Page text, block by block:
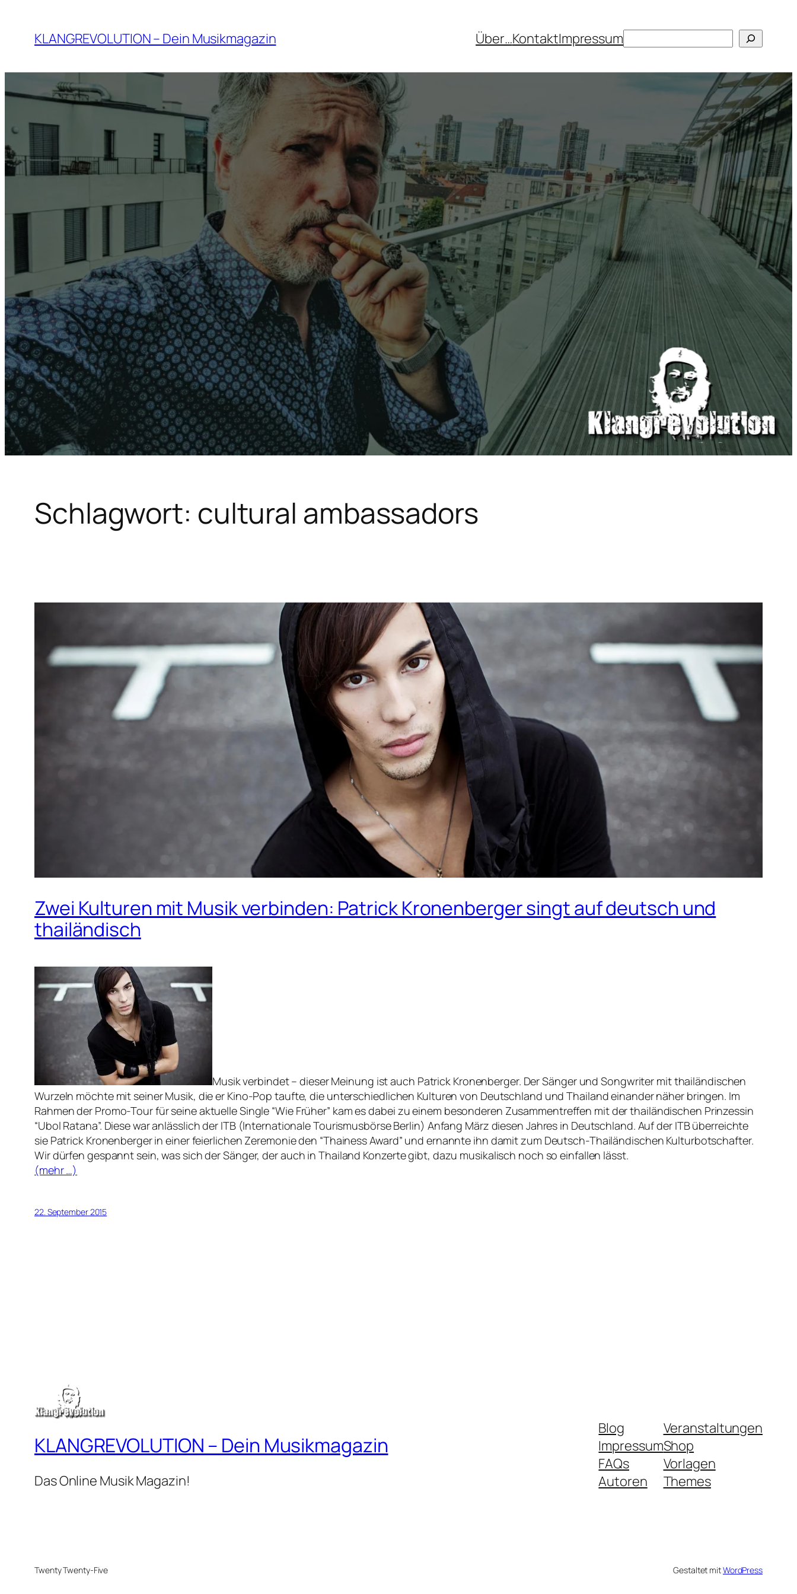
Inhalt
springen
KLANGREVOLUTION – Dein Musikmagazin Über…KontaktImpressum
Schlagwort: cultural ambassadors
Zwei Kulturen mit Musik verbinden: Patrick Kronenberger singt auf deutsch und
thailändisch
Musik verbindet – dieser Meinung ist auch Patrick Kronenberger. Der Sänger und Songwriter mit thailändischen
Wurzeln möchte mit seiner Musik, die er Kino-Pop taufte, die unterschiedlichen Kulturen von Deutschland und Thailand einander näher bringen. Im
Rahmen der Promo-Tour für seine aktuelle Single “Wie Früher” kam es dabei zu einem besonderen Zusammentreffen mit der thailändischen Prinzessin
“Ubol Ratana”. Diese war anlässlich der ITB (Internationale Tourismusbörse Berlin) Anfang März diesen Jahres in Deutschland. Auf der ITB überreichte
sie Patrick Kronenberger in einer feierlichen Zeremonie den “Thainess Award” und ernannte ihn damit zum Deutsch-Thailändischen Kulturbotschafter.
Wir dürfen gespannt sein, was sich der Sänger, der auch in Thailand Konzerte gibt, dazu musikalisch noch so einfallen lässt.
(mehr …)
22. September 2015
KLANGREVOLUTION – Dein Musikmagazin
Das Online Musik Magazin!
Blog
Impressum
FAQs
Autoren
Veranstaltungen
Shop
Vorlagen
Themes
Twenty Twenty-Five Gestaltet mitWordPress